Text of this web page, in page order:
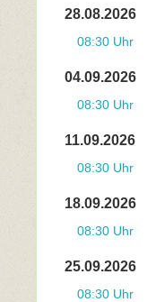
28.08.2026
08:30 Uhr
04.09.2026
08:30 Uhr
11.09.2026
08:30 Uhr
18.09.2026
08:30 Uhr
25.09.2026
08:30 Uhr